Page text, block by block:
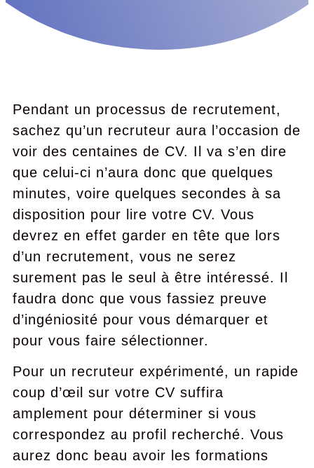
Pendant un processus de recrutement,
sachez qu’un recruteur aura l’occasion de
voir des centaines de CV. Il va s’en dire
que celui-ci n’aura donc que quelques
minutes, voire quelques secondes à sa
disposition pour lire votre CV. Vous
devrez en effet garder en tête que lors
d’un recrutement, vous ne serez
surement pas le seul à être intéressé. Il
faudra donc que vous fassiez preuve
d’ingéniosité pour vous démarquer et
pour vous faire sélectionner.
Pour un recruteur expérimenté, un rapide
coup d’œil sur votre CV suffira
amplement pour déterminer si vous
correspondez au profil recherché. Vous
aurez donc beau avoir les formations